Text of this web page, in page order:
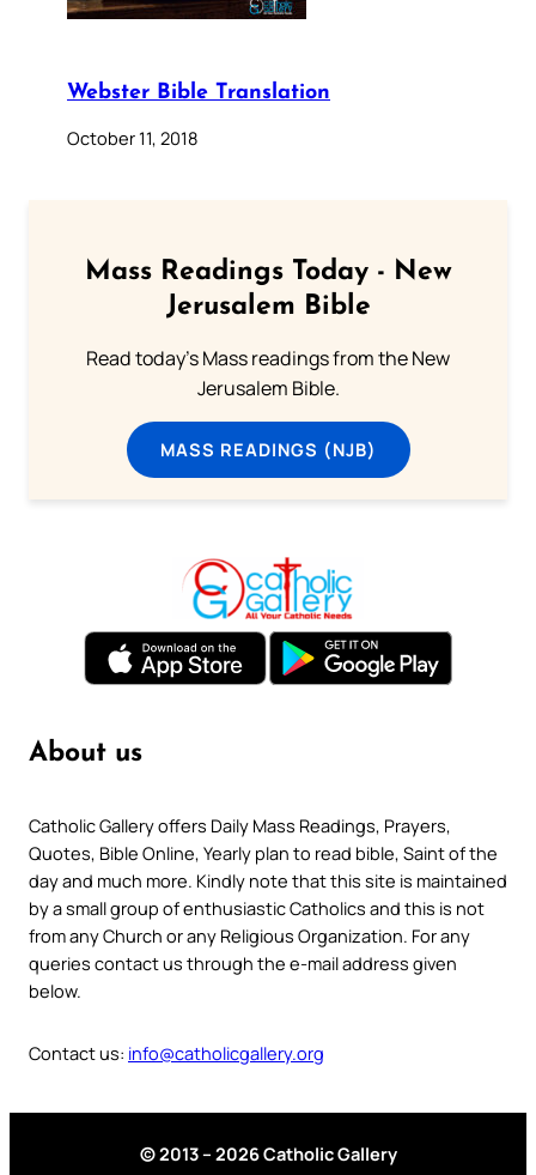
Webster Bible Translation
October 11, 2018
Mass Readings Today - New
Jerusalem Bible
Read today's Mass readings from the New
Jerusalem Bible.
MASS READINGS (NJB)
About us
Catholic Gallery offers Daily Mass Readings, Prayers,
Quotes, Bible Online, Yearly plan to read bible, Saint of the
day and much more. Kindly note that this site is maintained
by a small group of enthusiastic Catholics and this is not
from any Church or any Religious Organization. For any
queries contact us through the e-mail address given
below.
Contact us: info@catholicgallery.org
© 2013 – 2026 Catholic Gallery